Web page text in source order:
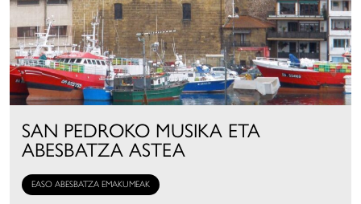
SAN PEDROKO MUSIKA ETA
ABESBATZA ASTEA
EASO ABESBATZA EMAKUMEAK